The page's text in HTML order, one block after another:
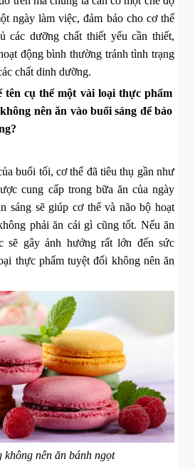
ngày làm việc, đảm bảo cho cơ thể
các dưỡng chất thiết yếu cần thiết,
động bình thường tránh tình trạng
chất dinh dưỡng.
tên cụ thể một vài loại thực phẩm
nên ăn vào buổi sáng để bảo
buổi tối, cơ thể đã tiêu thụ gần như
cung cấp trong bữa ăn của ngày
sáng sẽ giúp cơ thể và não bộ hoạt
phải ăn cái gì cũng tốt. Nếu ăn
sẽ gây ảnh hưởng rất lớn đến sức
thực phẩm tuyệt đối không nên ăn
không nên ăn bánh ngọt